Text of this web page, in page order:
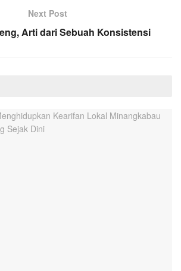
Next Post
Arti dari Sebuah Konsistensi